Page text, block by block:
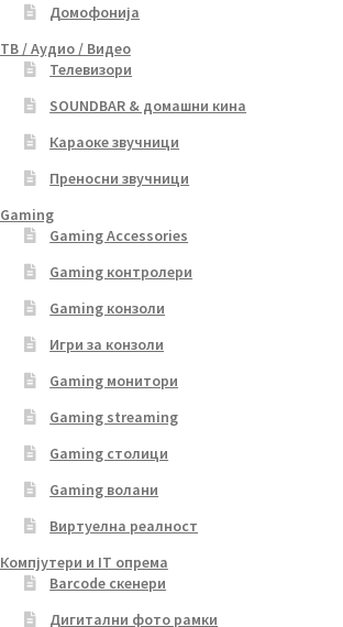
Домофонија
ТВ / Аудио / Видео
Телевизори
SOUNDBAR & домашни кина
Караоке звучници
Преносни звучници
Gaming
Gaming Accessories
Gaming контролери
Gaming конзоли
Игри за конзоли
Gaming монитори
Gaming streaming
Gaming столици
Gaming волани
Виртуелна реалност
Компјутери и IT опрема
Barcode скенери
Дигитални фото рамки